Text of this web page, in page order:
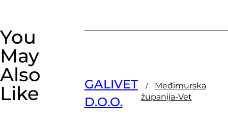
You
May
Also
Like
Međimurska
županija-Vet
GALIVET
D.O.O.